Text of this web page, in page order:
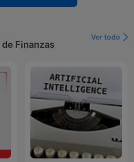
Finanzas
Ver todo